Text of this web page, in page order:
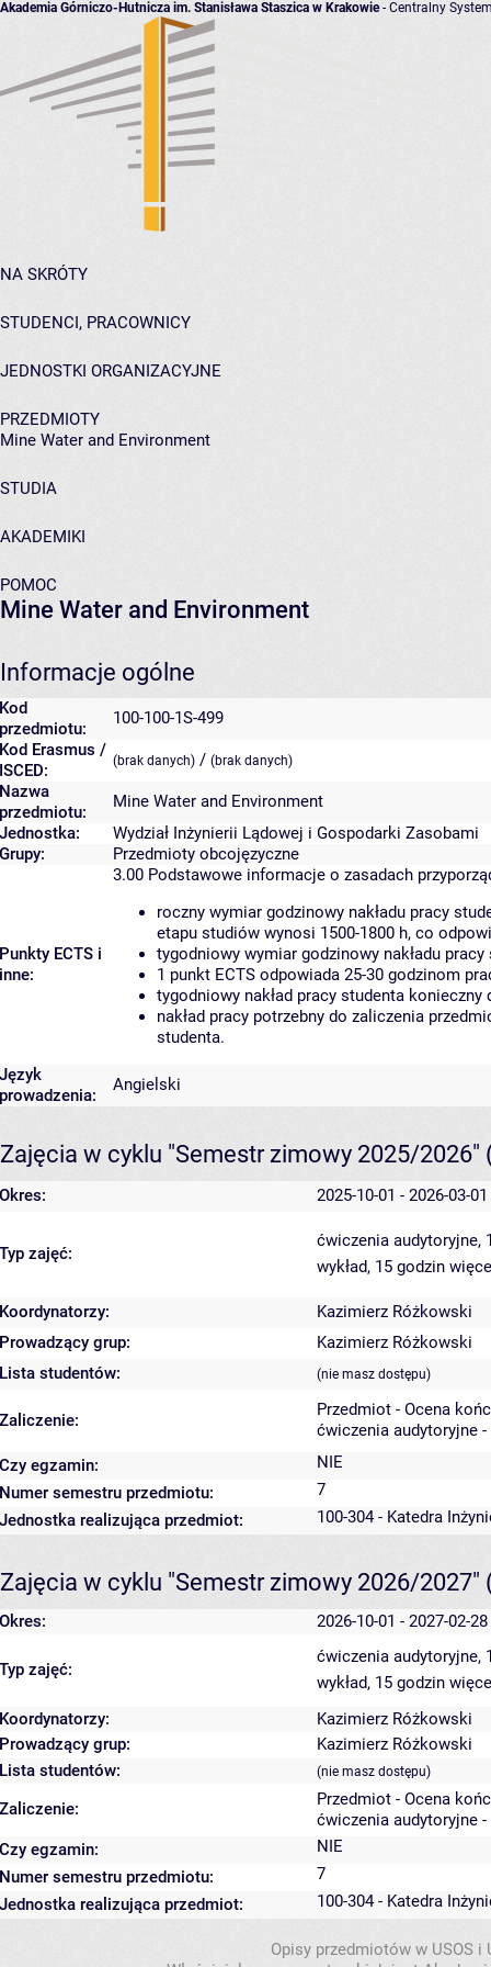
Akademia Górniczo-Hutnicza im. Stanisława Staszica w Krakowie- Centralny
NA SKRÓTY
STUDENCI, PRACOWNICY
JEDNOSTKI ORGANIZACYJNE
PRZEDMIOTY
Mine Water and Environment
STUDIA
AKADEMIKI
POMOC
Mine Water and Environment
Informacje ogólne
Kod
przedmiotu:
100-100-1S-499
Kod Erasmus /
ISCED:
(brak danych) / (brak danych)
Nazwa
przedmiotu:
Mine Water and Environment
Jednostka:
Wydział Inżynierii Lądowej i Gospodarki Zasobami
Grupy:
Przedmioty obcojęzyczne
Punkty ECTS i
inne:
3.00 Podstawowe informacje o zasadach
roczny wymiar godzinowy nakładu pracy
etapu studiów wynosi 1500-1800 h, co
tygodniowy wymiar godzinowy nakładu
1 punkt ECTS odpowiada 25-30 godzinom
tygodniowy nakład pracy studenta
nakład pracy potrzebny do zaliczenia
studenta.
Język
prowadzenia:
Angielski
Zajęcia w cyklu "Semestr zimowy 2025/2026"
Okres: 2025-10-01 - 2026-03-01
Typ zajęć:
ćwiczenia audytoryjne,
wykład, 15 godzin
Koordynatorzy:
Kazimierz Różkowski
Prowadzący grup:
Kazimierz Różkowski
Lista studentów:
(nie masz dostępu)
Zaliczenie:
Przedmiot - Ocena
ćwiczenia audytoryjne
Czy egzamin:
NIE
Numer semestru przedmiotu:
7
Jednostka realizująca przedmiot:
100-304 - Katedra
Zajęcia w cyklu "Semestr zimowy 2026/2027"
Okres: 2026-10-01 - 2027-02-28
Typ zajęć:
ćwiczenia audytoryjne,
wykład, 15 godzin
Koordynatorzy:
Kazimierz Różkowski
Prowadzący grup:
Kazimierz Różkowski
Lista studentów:
(nie masz dostępu)
Zaliczenie:
Przedmiot - Ocena
ćwiczenia audytoryjne
Czy egzamin:
NIE
Numer semestru przedmiotu:
7
Jednostka realizująca przedmiot:
100-304 - Katedra
Opisy przedmiotów w USOS